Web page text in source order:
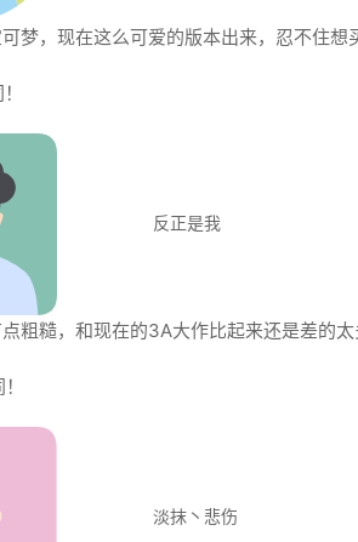
梦，现在这么可爱的版本出来，忍不住想
反正是我
粗糙，和现在的3A大作比起来还是差的
淡抹丶悲伤